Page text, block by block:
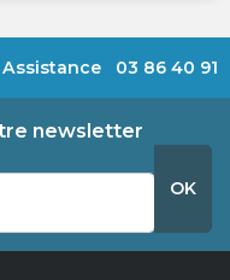
Assistance 03 86 40 91
newsletter
OK